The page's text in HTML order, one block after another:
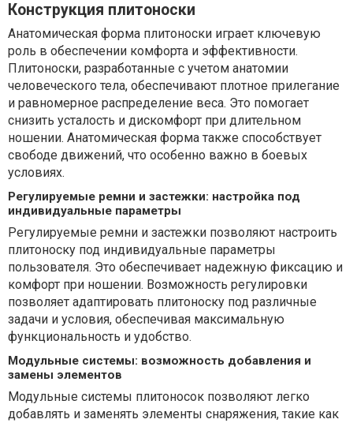
Конструкция плитоноски
Анатомическая форма плитоноски играет ключевую
роль в обеспечении комфорта и эффективности.
Плитоноски, разработанные с учетом анатомии
человеческого тела, обеспечивают плотное прилегание
и равномерное распределение веса. Это помогает
снизить усталость и дискомфорт при длительном
ношении. Анатомическая форма также способствует
свободе движений, что особенно важно в боевых
условиях.
Регулируемые ремни и застежки: настройка под
индивидуальные параметры
Регулируемые ремни и застежки позволяют настроить
плитоноску под индивидуальные параметры
пользователя. Это обеспечивает надежную фиксацию и
комфорт при ношении. Возможность регулировки
позволяет адаптировать плитоноску под различные
задачи и условия, обеспечивая максимальную
функциональность и удобство.
Модульные системы: возможность добавления и
замены элементов
Модульные системы плитоносок позволяют легко
добавлять и заменять элементы снаряжения, такие как